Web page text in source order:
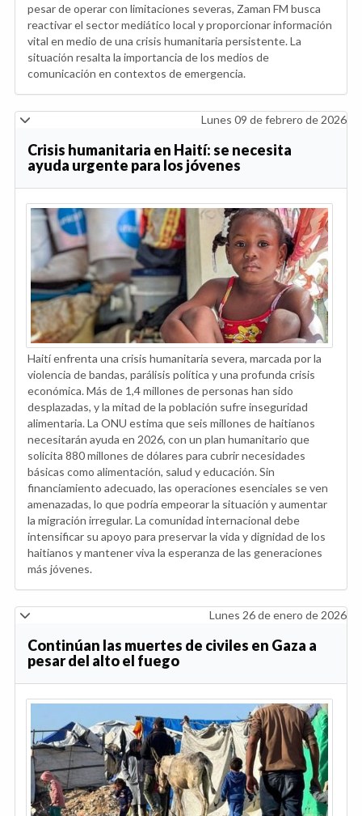
pesar de operar con limitaciones severas, Zaman FM busca
reactivar el sector mediático local y proporcionar información
vital en medio de una crisis humanitaria persistente. La
situación resalta la importancia de los medios de
comunicación en contextos de emergencia.
Lunes 09 de febrero de 2026
Crisis humanitaria en Haití: se necesita
ayuda urgente para los jóvenes
Haití enfrenta una crisis humanitaria severa, marcada por la
violencia de bandas, parálisis política y una profunda crisis
económica. Más de 1,4 millones de personas han sido
desplazadas, y la mitad de la población sufre inseguridad
alimentaria. La ONU estima que seis millones de haitianos
necesitarán ayuda en 2026, con un plan humanitario que
solicita 880 millones de dólares para cubrir necesidades
básicas como alimentación, salud y educación. Sin
financiamiento adecuado, las operaciones esenciales se ven
amenazadas, lo que podría empeorar la situación y aumentar
la migración irregular. La comunidad internacional debe
intensificar su apoyo para preservar la vida y dignidad de los
haitianos y mantener viva la esperanza de las generaciones
más jóvenes.
Lunes 26 de enero de 2026
Continúan las muertes de civiles en Gaza a
pesar del alto el fuego